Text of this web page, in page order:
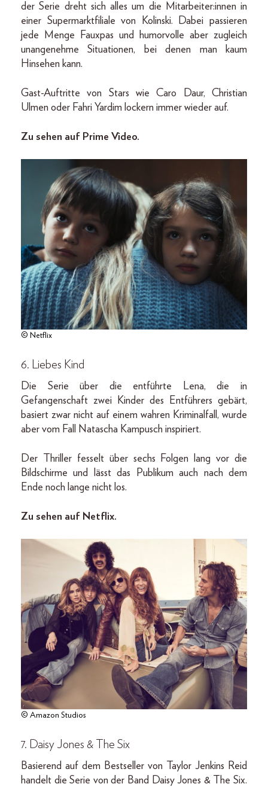
der Serie dreht sich alles um die Mitarbeiter:innen in
einer Supermarktfiliale von Kolinski. Dabei passieren
jede Menge Fauxpas und humorvolle aber zugleich
unangenehme Situationen, bei denen man kaum
Hinsehen kann.
Gast-Auftritte von Stars wie Caro Daur, Christian
Ulmen oder Fahri Yardim lockern immer wieder auf.
Zu sehen auf Prime Video.
© Netflix
6. Liebes Kind
Die Serie über die entführte Lena, die in
Gefangenschaft zwei Kinder des Entführers gebärt,
basiert zwar nicht auf einem wahren Kriminalfall, wurde
aber vom Fall Natascha Kampusch inspiriert.
Der Thriller fesselt über sechs Folgen lang vor die
Bildschirme und lässt das Publikum auch nach dem
Ende noch lange nicht los.
Zu sehen auf Netflix.
© Amazon Studios
7. Daisy Jones & The Six
Basierend auf dem Bestseller von Taylor Jenkins Reid
handelt die Serie von der Band Daisy Jones & The Six.